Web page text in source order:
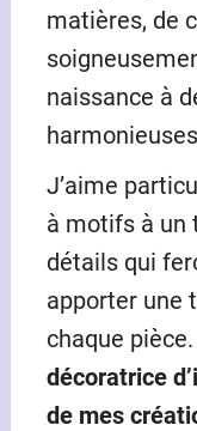
matières, de
naissance à
J’aime
à motifs à un
détails qui
apporter une
chaque pièce.
décoratrice
de mes